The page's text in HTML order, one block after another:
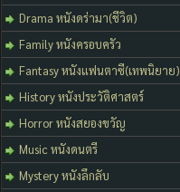
Drama หนังดร่ามา(ชีวิต)
Family หนังครอบครัว
Fantasy หนังแฟนตาซี(เทพนิยาย)
History หนังประวัติศาสตร์
Horror หนังสยองขวัญ
Music หนังดนตรี
Mystery หนังลึกลับ